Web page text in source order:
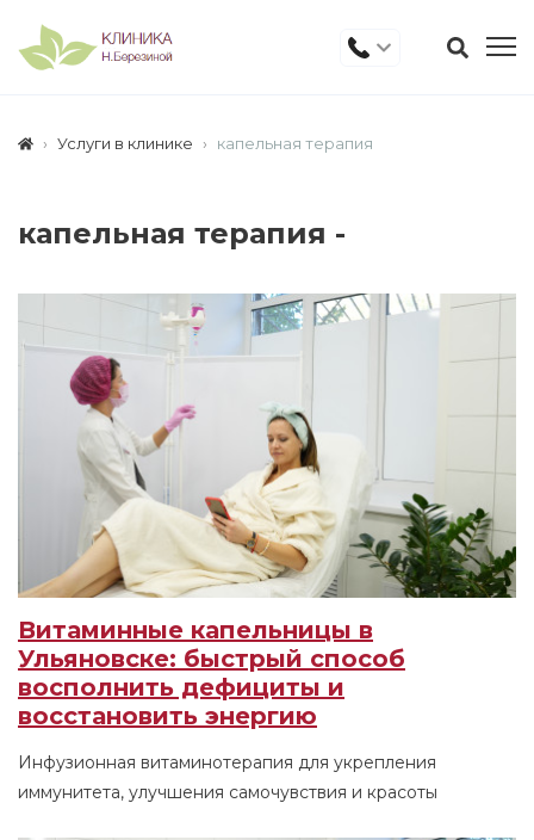
Услуги в клинике капельная терапия
капельная терапия -
Витаминные капельницы в
Ульяновске: быстрый способ
восполнить дефициты и
восстановить энергию
Инфузионная витаминотерапия для укрепления
иммунитета, улучшения самочувствия и красоты